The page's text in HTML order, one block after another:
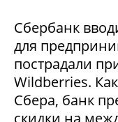
Сбербанк
для
пострадали
Wildberries.
Сбера, банк
скидки на